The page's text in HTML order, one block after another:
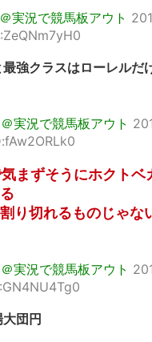
実況で競馬板アウト
強クラスはローレルだ
実況で競馬板アウト
まずそうにホクトベ
り切れるものじゃな
実況で競馬板アウト
団円